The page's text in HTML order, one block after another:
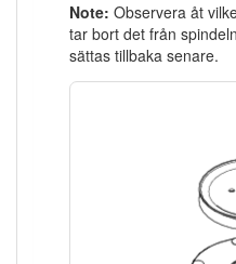
Note: Observera åt
tar bort det från
sättas tillbaka senare.